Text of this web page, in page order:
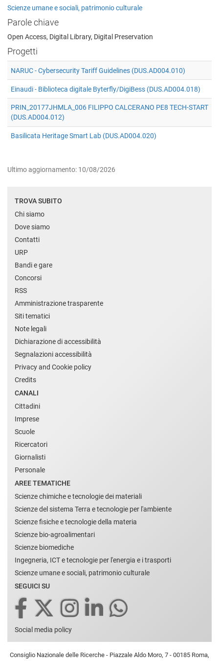
Scienze umane e sociali, patrimonio culturale
Parole chiave
Open Access, Digital Library, Digital Preservation
Progetti
NARUC - Cybersecurity Tariff Guidelines (DUS.AD004.010)
Einaudi - Biblioteca digitale Byterfly/DigiBess (DUS.AD004.018)
PRIN_20177JHMLA_006 FILIPPO CALCERANO PE8 TECH-START
(DUS.AD004.012)
Basilicata Heritage Smart Lab (DUS.AD004.020)
Ultimo aggiornamento: 10/08/2026
TROVA SUBITO
Chi siamo
Dove siamo
Contatti
URP
Bandi e gare
Concorsi
RSS
Amministrazione trasparente
Siti tematici
Note legali
Dichiarazione di accessibilità
Segnalazioni accessibilità
Privacy and Cookie policy
Credits
CANALI
Cittadini
Imprese
Scuole
Ricercatori
Giornalisti
Personale
AREE TEMATICHE
Scienze chimiche e tecnologie dei materiali
Scienze del sistema Terra e tecnologie per l'ambiente
Scienze fisiche e tecnologie della materia
Scienze bio-agroalimentari
Scienze biomediche
Ingegneria, ICT e tecnologie per l'energia e i trasporti
Scienze umane e sociali, patrimonio culturale
SEGUICI SU
Social media policy
Consiglio Nazionale delle Ricerche - Piazzale Aldo Moro, 7 - 00185 Roma,